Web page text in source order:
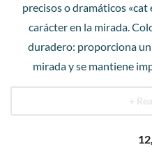
precisos o dramáticos
carácter en la mirada.
duradero: proporciona
mirada y se mantiene
+